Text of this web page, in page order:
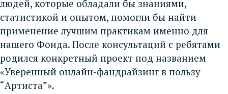
людей, которые обладали бы знаниями,
статистикой и опытом, помогли бы найти
применение лучшим практикам именно для
нашего Фонда. После консультаций с ребятами
родился конкретный проект под названием
«Уверенный онлайн-фандрайзинг в пользу
“Артиста”».